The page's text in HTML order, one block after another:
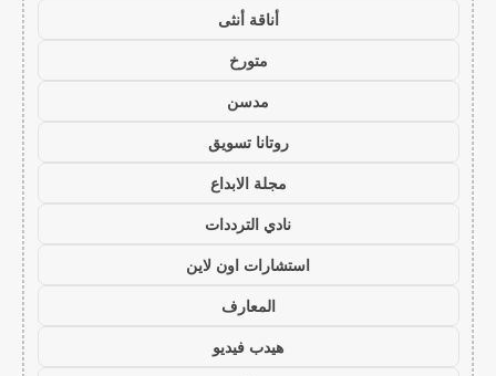
أناقة أنثى
متورخ
مدسن
روتانا تسويق
مجلة الابداع
نادي الترددات
استشارات اون لاين
المعارف
هيدب فيديو